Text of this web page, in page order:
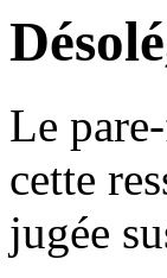
Le
cette
jugée